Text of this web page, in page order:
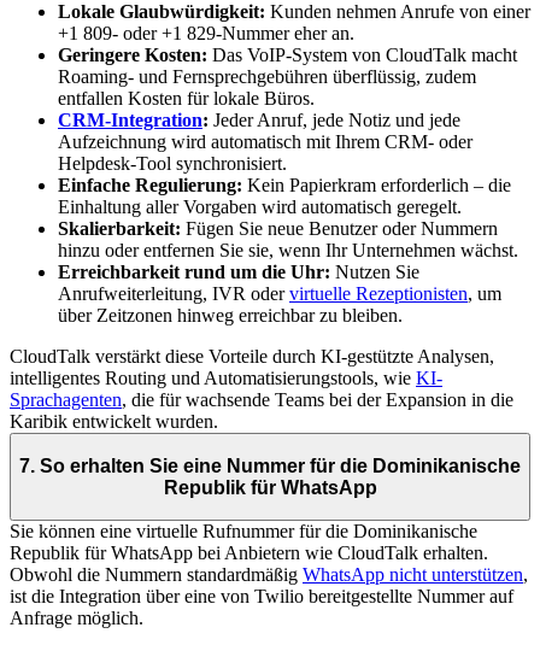
Lokale Glaubwürdigkeit: Kunden nehmen Anrufe von einer
+1 809- oder +1 829-Nummer eher an.
Geringere Kosten: Das VoIP-System von CloudTalk macht
Roaming- und Fernsprechgebühren überflüssig, zudem
entfallen Kosten für lokale Büros.
CRM-Integration: Jeder Anruf, jede Notiz und jede
Aufzeichnung wird automatisch mit Ihrem CRM- oder
Helpdesk-Tool synchronisiert.
Einfache Regulierung: Kein Papierkram erforderlich – die
Einhaltung aller Vorgaben wird automatisch geregelt.
Skalierbarkeit: Fügen Sie neue Benutzer oder Nummern
hinzu oder entfernen Sie sie, wenn Ihr Unternehmen wächst.
Erreichbarkeit rund um die Uhr: Nutzen Sie
Anrufweiterleitung, IVR odervirtuelle Rezeptionisten, um
über Zeitzonen hinweg erreichbar zu bleiben.
CloudTalk verstärkt diese Vorteile durch KI-gestützte Analysen,
intelligentes Routing und Automatisierungstools, wie KI-
Sprachagenten, die für wachsende Teams bei der Expansion in die
Karibik entwickelt wurden.
7. So erhalten Sie eine Nummer für die Dominikanische
Republik für WhatsApp
Sie können eine virtuelle Rufnummer für die Dominikanische
Republik für WhatsApp bei Anbietern wie CloudTalk erhalten.
Obwohl die Nummern standardmäßig WhatsApp nicht unterstützen,
ist die Integration über eine von Twilio bereitgestellte Nummer auf
Anfrage möglich.